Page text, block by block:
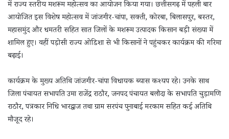
में राज्य स्तरीय मशरूम महोत्सव का आयोजन किया गया। छत्तीसगढ़ में पहली बार
आयोजित इस विशेष महोत्सव में जांजगीर-चांपा, सक्ती, कोरबा, बिलासपुर, बस्तर,
महासमुंद और धमतरी सहित सात जिलों के मशरूम उत्पादक किसान बड़ी संख्या में
शामिल हुए। वहीं पड़ोसी राज्य ओडिशा से भी किसानों ने पहुंचकर कार्यक्रम की गरिमा
बढ़ाई।
कार्यक्रम के मुख्य अतिथि जांजगीर-चांपा विधायक ब्यास कश्यप रहे। उनके साथ
जिला पंचायत सभापति उमा राजेंद्र राठौर, जनपद पंचायत बलौदा के सभापति चुड़ामणि
राठौर, पत्रकार निधि भारद्वाज तथा ग्राम सरपंच पुनाबाई मरकाम सहित कई अतिथि
मौजूद रहे।